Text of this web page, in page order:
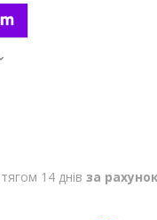
14 днів за